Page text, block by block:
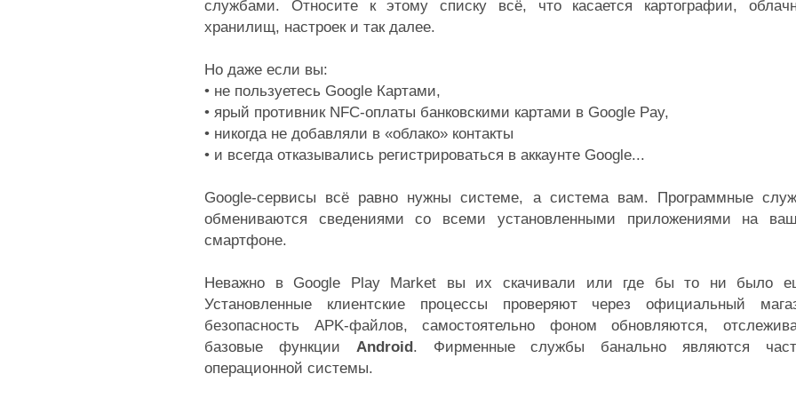
службами. Относите к этому списку всё, что касается картографии,
хранилищ, настроек и так далее.
Но даже если вы:
• не пользуетесь Google Картами,
• ярый противник NFC-оплаты банковскими картами в Google Pay,
• никогда не добавляли в «облако» контакты
• и всегда отказывались регистрироваться в аккаунте Google...
Google-сервисы всё равно нужны системе, а система вам. Программные
обмениваются сведениями со всеми установленными приложениями на
смартфоне.
Неважно в Google Play Market вы их скачивали или где бы то ни было
Установленные клиентские процессы проверяют через официальный
безопасность APK-файлов, самостоятельно фоном обновляются,
базовые функции Android . Фирменные службы банально являются
операционной системы.